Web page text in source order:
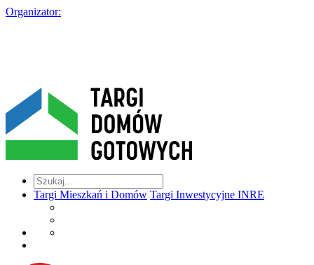
Organizator:
Targi Mieszkań i Domów Targi Inwestycyjne INRE